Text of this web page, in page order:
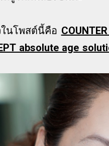
นโพสต์นี้คือ
absolute age